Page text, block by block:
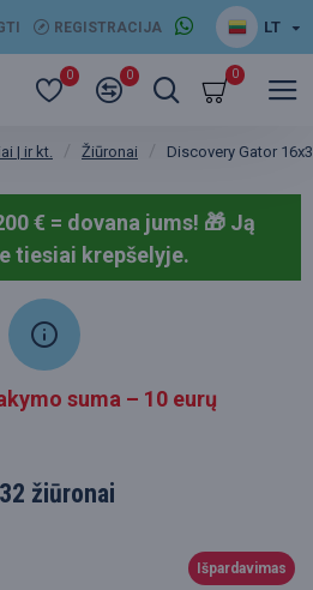
REGISTRACIJA LT
0 0 0
| ir kt. Žiūronai Discovery Gator
€ = dovana jums! 🎁 Ją
tiesiai krepšelyje.
suma – 10 eurų
žiūronai
Išpardavimas